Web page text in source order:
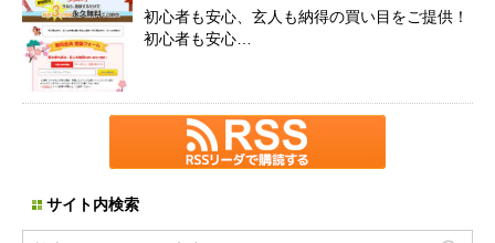
初心者も安心、玄人も納得の買い目をご提供！
初心者も安心…
サイト内検索